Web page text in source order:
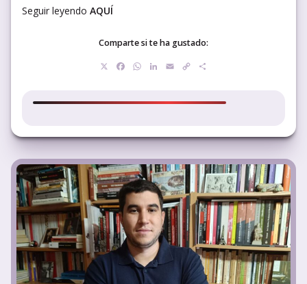
Seguir leyendo AQUÍ
Comparte si te ha gustado:
Facebook
WhatsApp
LinkedIn
EmailCopy